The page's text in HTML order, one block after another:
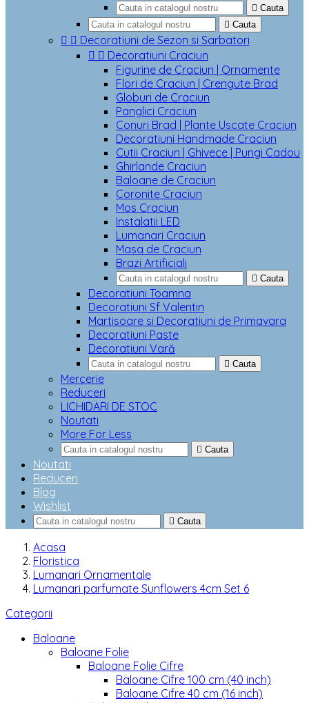
 Cauta
 Cauta
  Decoratiuni de Sezon si Sarbatori
  Decoratiuni Craciun
Figurine de Craciun | Ornamente
Flori de Craciun | Crengute Brad
Globuri de Craciun
Panglici Craciun
Conuri Brad | Plante Uscate Craciun
Decoratiuni Handmade Craciun
Cutii Craciun | Ghivece | Pungi Cadou
Ghirlande Craciun
Baloane de Craciun
Coronite Craciun
Mos Craciun
Instalatii LED
Lumanari Craciun
Masa de Craciun
Brazi Artificiali
 Cauta
Decoratiuni Toamna
Decoratiuni Sf Valentin
Martisoare si Decoratiuni de Primavara
Decoratiuni Paste
Decoratiuni Vară
 Cauta
Mercerie
Reduceri
LICHIDARI DE STOC
Noutati
More For Less
 Cauta
Noutati
Reduceri
Blog
Wishlist
 Cauta
Acasa
Floristica
Lumanari Ornamentale
Lumanari parfumate Sunflowers 4cm Set 6
Categorii
Baloane
Baloane Folie
Baloane Folie Cifre
Baloane Cifre 100 cm (40 inch)
Baloane Cifre 40 cm (16 inch)